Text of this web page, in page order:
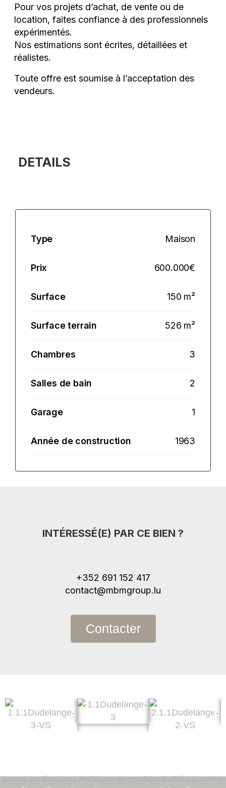
Pour vos projets d’achat, de vente ou de
location, faites confiance à des professionnels
expérimentés.
Nos estimations sont écrites, détaillées et
réalistes.
Toute offre est soumise à l’acceptation des
vendeurs.
DETAILS
Type Maison
Prix 600.000€
Surface 150 m²
Surface terrain 526 m²
Chambres 3
Salles de bain 2
Garage 1
Année de construction 1963
INTÉRESSÉ(E) PAR CE BIEN ?
+352 691 152 417
contact@mbmgroup.lu
Contacter
Mentions légales|Politique de confidentialité|Barème